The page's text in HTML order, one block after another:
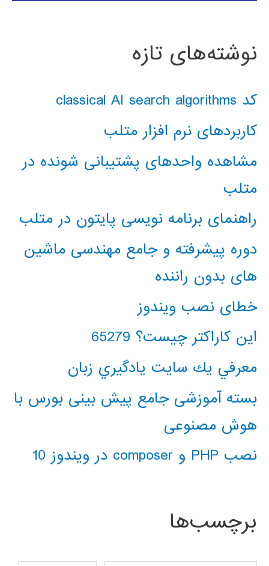
نوشته‌های تازه
کد classical AI search algorithms
کاربردهای نرم افزار متلب
مشاهده واحدهای پشتیبانی شونده در
متلب
راهنمای برنامه نویسی پایتون در متلب
دوره پیشرفته و جامع مهندسی ماشین
های بدون راننده
خطای نصب ویندوز
این کاراکتر چیست؟ 65279
معرفي يك سايت يادگيري زبان
بسته آموزشی جامع پیش بینی بورس با
هوش مصنوعی
نصب PHP و composer در ویندوز 10
برچسب‌ها